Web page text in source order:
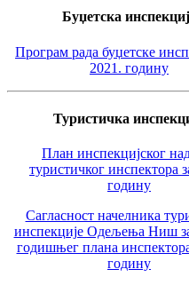
Буџетска
Програм рада буџетске
2021. годину
Туристичка
План инспекцијског
туристичког инспектора
годину
Сагласност начелника
инспекције Одељења Ниш
годишњег плана
годину